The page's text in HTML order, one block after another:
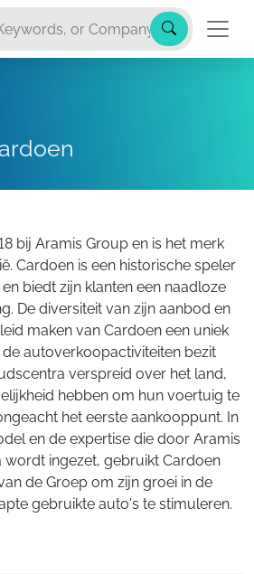
bij Aramis Group en is het merk
Cardoen is een historische speler
biedt zijn klanten een naadloze
De diversiteit van zijn aanbod en
maken van Cardoen een uniek
de autoverkoopactiviteiten bezit
verspreid over het land,
hebben om hun voertuig te
het eerste aankooppunt. In
en de expertise die door Aramis
wordt ingezet, gebruikt Cardoen
de Groep om zijn groei in de
gebruikte auto's te stimuleren.